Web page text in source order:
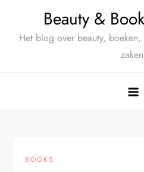
Beauty &
Het blog over beauty,
BOOKS